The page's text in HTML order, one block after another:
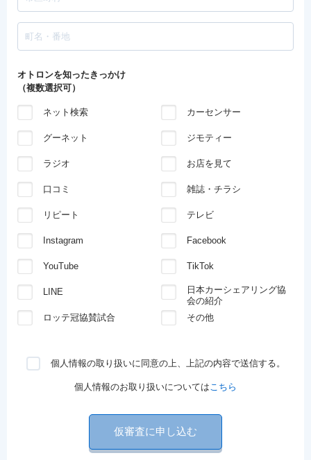
オトロンを知ったきっかけ
（複数選択可）
ネット検索 カーセンサー
グーネット ジモティー
ラジオ お店を見て
口コミ 雑誌・チラシ
リピート テレビ
Instagram Facebook
YouTube TikTok
LINE
日本カーシェアリング協
会の紹介
ロッテ冠協賛試合
その他
個人情報の取り扱いに同意の上、上記の内容で送信する。
個人情報のお取り扱いについてはこちら
仮審査に申し込む